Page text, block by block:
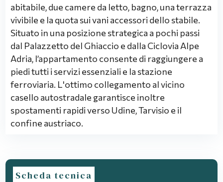
abitabile, due camere da letto, bagno, una terrazza
vivibile e la quota sui vani accessori dello stabile.
Situato in una posizione strategica a pochi passi
dal Palazzetto del Ghiaccio e dalla Ciclovia Alpe
Adria, l’appartamento consente di raggiungere a
piedi tutti i servizi essenziali e la stazione
ferroviaria. L'ottimo collegamento al vicino
casello autostradale garantisce inoltre
spostamenti rapidi verso Udine, Tarvisio e il
confine austriaco.
Scheda tecnica